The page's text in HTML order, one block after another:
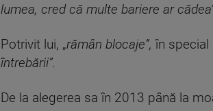
lumea, cred că multe bariere ar
Potrivit lui, „rămân blocaje”, în special
întrebării”.
De la alegerea sa în 2013 până la